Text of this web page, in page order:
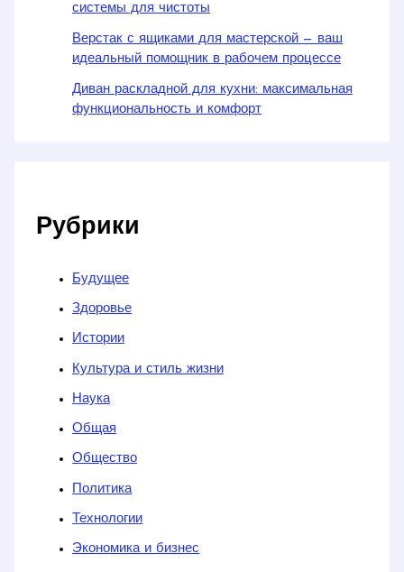
системы для чистоты
Верстак с ящиками для мастерской — ваш
идеальный помощник в рабочем процессе
Диван раскладной для кухни: максимальная
функциональность и комфорт
Рубрики
Будущее
Здоровье
Истории
Культура и стиль жизни
Наука
Общая
Общество
Политика
Технологии
Экономика и бизнес